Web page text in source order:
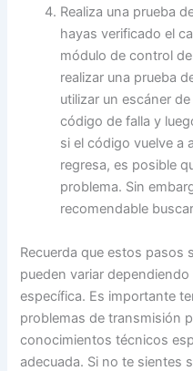
Realiza una prueba
hayas verificado el
módulo de control
realizar una prueba
utilizar un escáner
código de falla y
si el código vuelve a
regresa, es posible
problema. Sin
recomendable
Recuerda que estos pasos
pueden variar
específica. Es importante
problemas de transmisión
conocimientos técnicos
adecuada. Si no te sientes